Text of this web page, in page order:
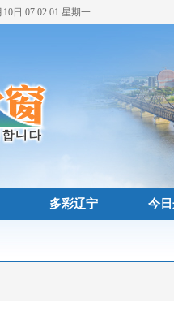
日 07:02:02 星期一
多彩辽宁 今